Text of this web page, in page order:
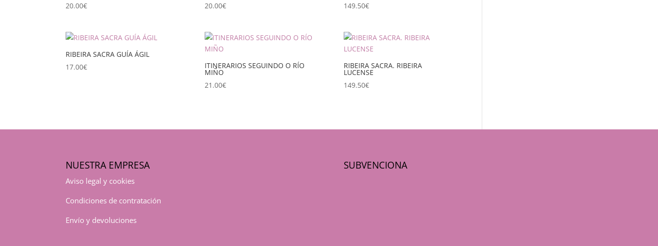
20.00€
20.00€
149.50€
RIBEIRA SACRA GUÍA ÁGIL
17.00€ ITINERARIOS SEGUINDO O RÍO
MIÑO
21.00€
RIBEIRA SACRA. RIBEIRA
LUCENSE
149.50€
NUESTRA EMPRESA
Aviso legal y cookies
Condiciones de contratación
Envío y devoluciones
SUBVENCIONA